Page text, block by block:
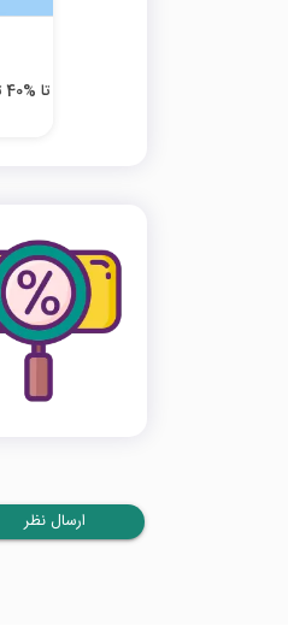
تا %40 تخفیف جشنواره فروش ایران کتاب
ارسال نظر